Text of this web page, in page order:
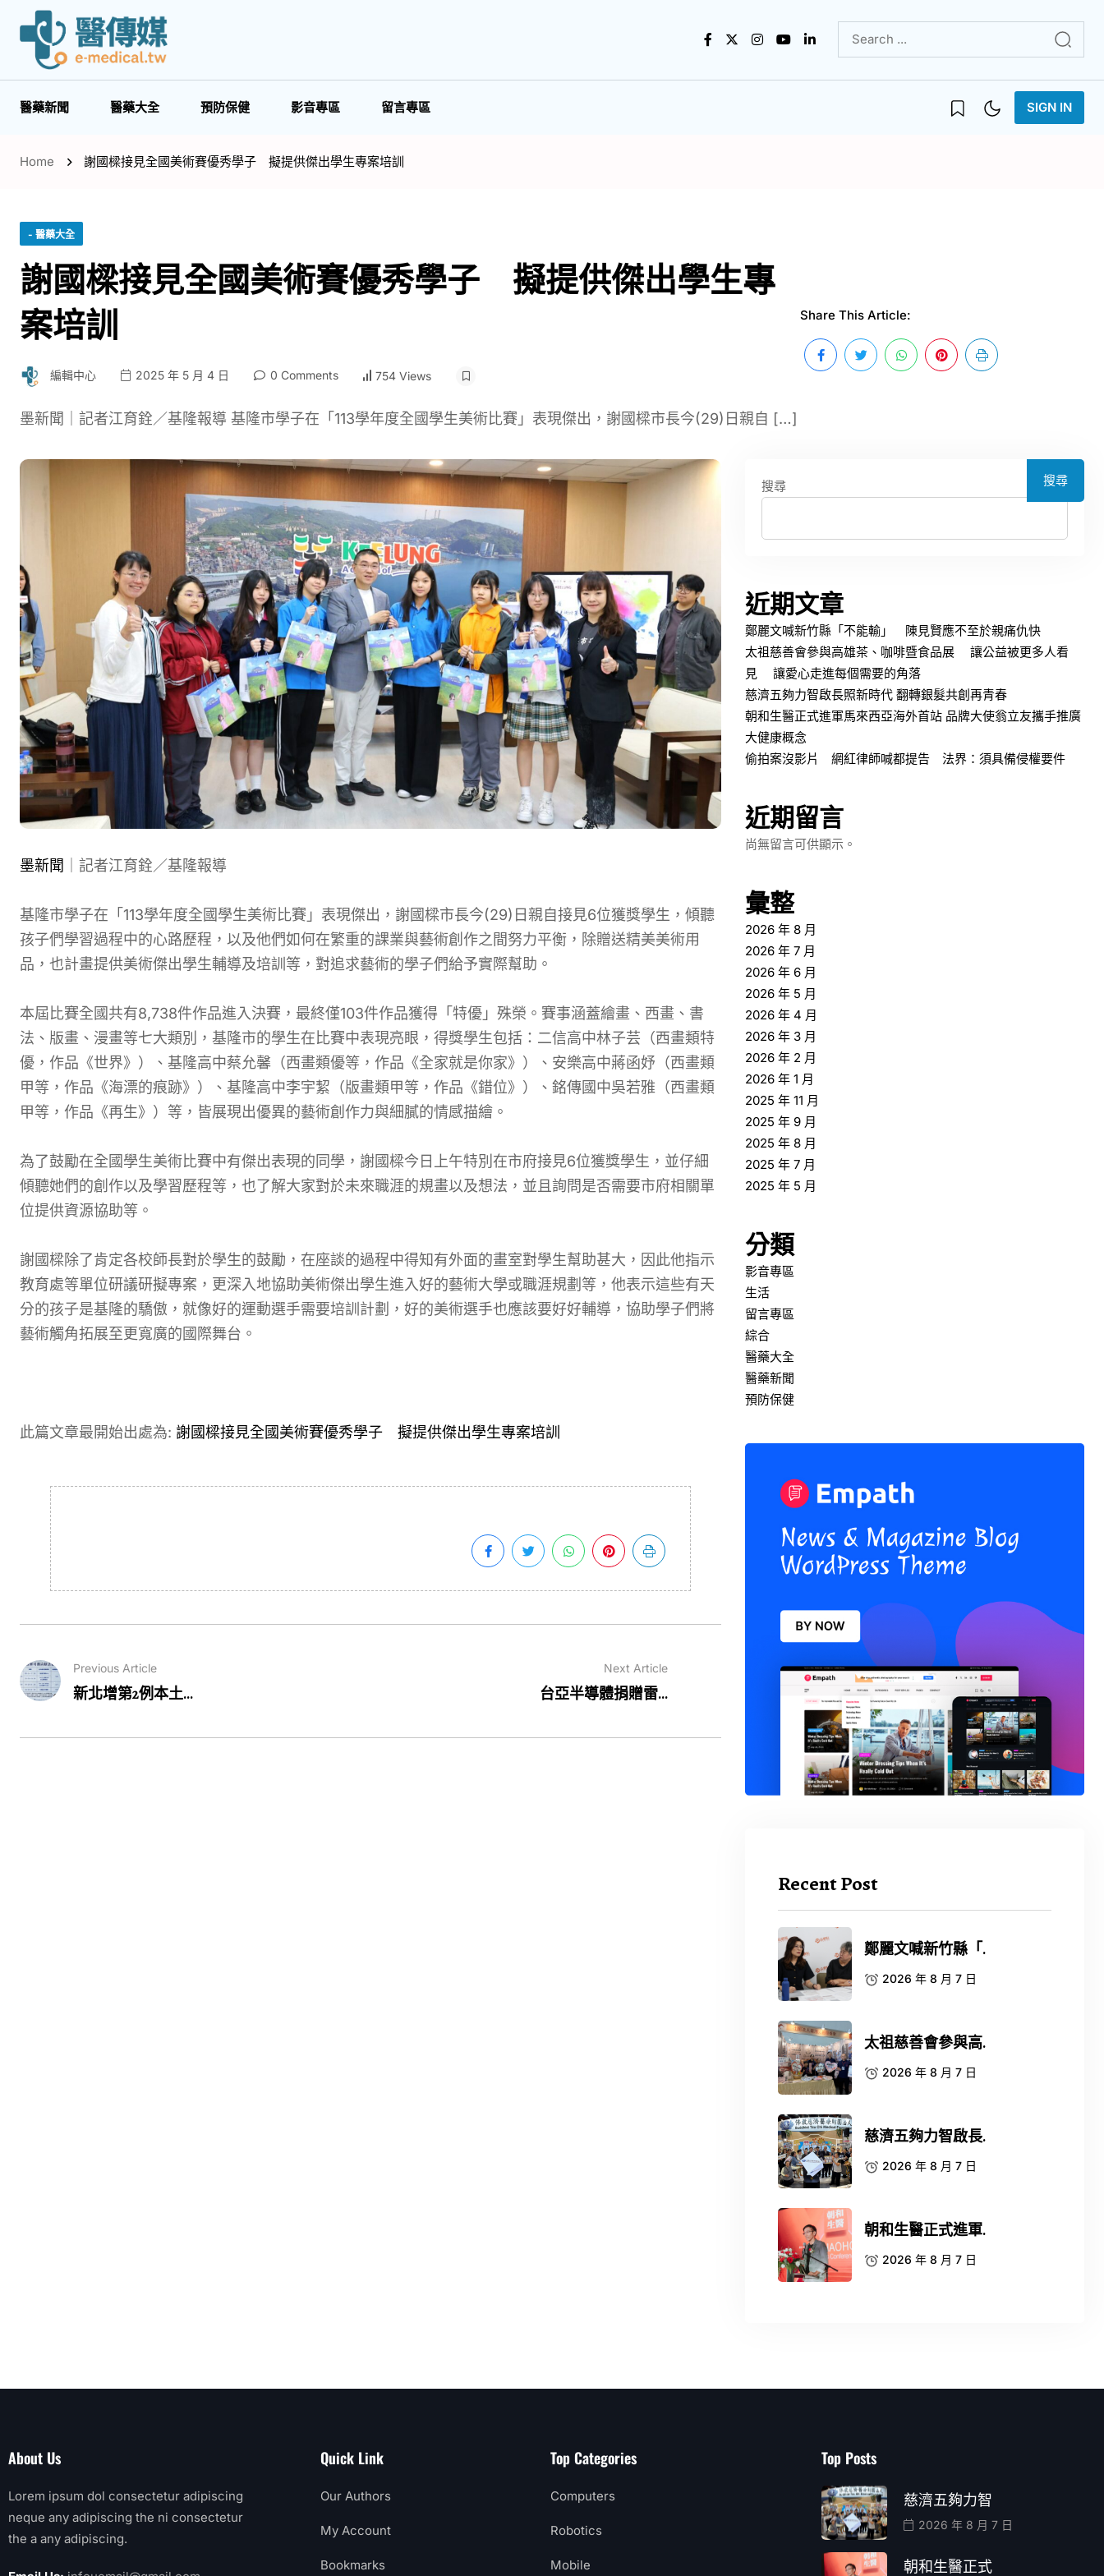
醫藥新聞 醫藥大全 預防保健 影音專區 留言專區 SIGN IN
Home 謝國樑接見全國美術賽優秀學子 擬提供傑出學生專案培訓
- 醫藥大全
謝國樑接見全國美術賽優秀學子 擬提供傑出學生專
案培訓
編輯中心 2025 年 5 月 4 日 0 Comments 754 Views
墨新聞｜記者江育銓／基隆報導 基隆市學子在「113學年度全國學生美術比賽」表現傑出，謝國樑市長今(29)日親自 […]
Share This Article:
墨新聞 ｜記者江育銓／基隆報導
基隆市學子在「113學年度全國學生美術比賽」表現傑出，謝國樑市長今(29)日親自接見6位獲獎學生，傾聽
孩子們學習過程中的心路歷程，以及他們如何在繁重的課業與藝術創作之間努力平衡，除贈送精美美術用
品，也計畫提供美術傑出學生輔導及培訓等，對追求藝術的學子們給予實際幫助。
本屆比賽全國共有8,738件作品進入決賽，最終僅103件作品獲得「特優」殊榮。賽事涵蓋繪畫、西畫、書
法、版畫、漫畫等七大類別，基隆市的學生在比賽中表現亮眼，得獎學生包括：二信高中林子芸（西畫類特
優，作品《世界》）、基隆高中蔡允馨（西畫類優等，作品《全家就是你家》）、安樂高中蔣函妤（西畫類
甲等，作品《海漂的痕跡》）、基隆高中李宇絜（版畫類甲等，作品《錯位》）、銘傳國中吳若雅（西畫類
甲等，作品《再生》）等，皆展現出優異的藝術創作力與細膩的情感描繪。
為了鼓勵在全國學生美術比賽中有傑出表現的同學，謝國樑今日上午特別在市府接見6位獲獎學生，並仔細
傾聽她們的創作以及學習歷程等，也了解大家對於未來職涯的規畫以及想法，並且詢問是否需要市府相關單
位提供資源協助等。
謝國樑除了肯定各校師長對於學生的鼓勵，在座談的過程中得知有外面的畫室對學生幫助甚大，因此他指示
教育處等單位研議研擬專案，更深入地協助美術傑出學生進入好的藝術大學或職涯規劃等，他表示這些有天
分的孩子是基隆的驕傲，就像好的運動選手需要培訓計劃，好的美術選手也應該要好好輔導，協助學子們將
藝術觸角拓展至更寬廣的國際舞台。
此篇文章最開始出處為: 謝國樑接見全國美術賽優秀學子 擬提供傑出學生專案培訓
Previous Article
新北增第2例本土...
Next Article
台亞半導體捐贈雷...
搜尋 搜尋
近期文章
鄭麗文喊新竹縣「不能輸」 陳見賢應不至於親痛仇快
太祖慈善會參與高雄茶、咖啡暨食品展 讓公益被更多人看
見 讓愛心走進每個需要的角落
慈濟五夠力智啟長照新時代 翻轉銀髮共創再青春
朝和生醫正式進軍馬來西亞海外首站 品牌大使翁立友攜手推廣
大健康概念
偷拍案沒影片 網紅律師喊都提告 法界：須具備侵權要件
近期留言
尚無留言可供顯示。
彙整
2026 年 8 月
2026 年 7 月
2026 年 6 月
2026 年 5 月
2026 年 4 月
2026 年 3 月
2026 年 2 月
2026 年 1 月
2025 年 11 月
2025 年 9 月
2025 年 8 月
2025 年 7 月
2025 年 5 月
分類
影音專區
生活
留言專區
綜合
醫藥大全
醫藥新聞
預防保健
Recent Post
鄭麗文喊新竹縣「.
2026 年 8 月 7 日
太祖慈善會參與高.
2026 年 8 月 7 日
慈濟五夠力智啟長.
2026 年 8 月 7 日
朝和生醫正式進軍.
2026 年 8 月 7 日
About Us
Lorem ipsum dol consectetur adipiscing
neque any adipiscing the ni consectetur
the a any adipiscing.
Quick Link
Our Authors
My Account
Bookmarks
Top Categories
Computers
Robotics
Mobile
Top Posts
慈濟五夠力智
2026 年 8 月 7 日
朝和生醫正式